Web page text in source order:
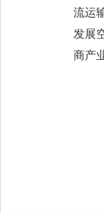
流运
发展
商产